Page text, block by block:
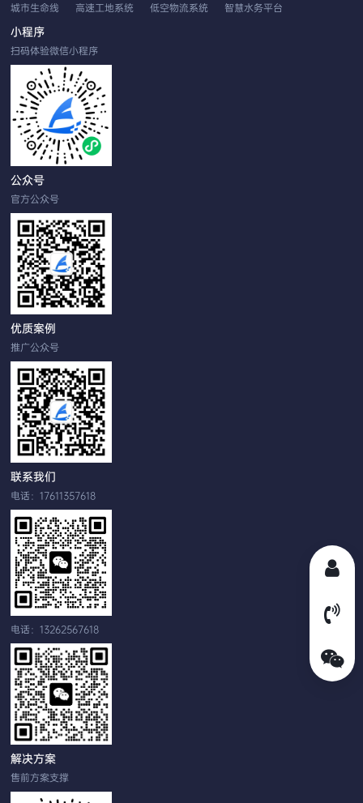
城市生命线
高速工地系统 低空物流系统
智慧水务平台
EMS智慧云平台
无人机车载巡检
工业视觉分析
小程序
扫码体验微信小程序
公众号
官方公众号
优质案例
推广公众号
联系我们
电话：17611357618
电话：13262567618
解决方案
售前方案支撑